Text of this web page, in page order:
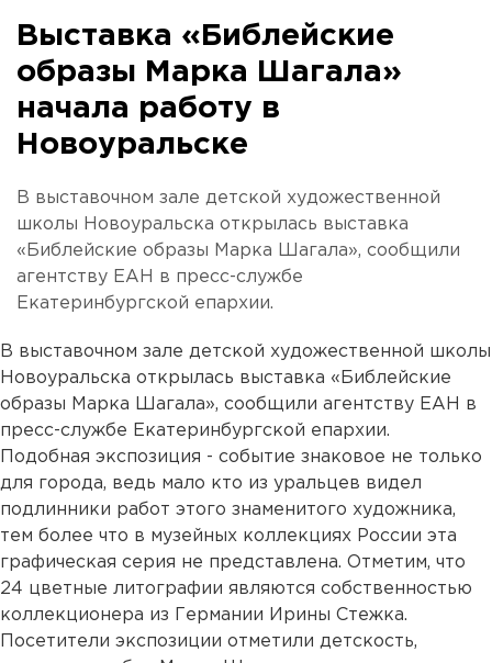
Выставка «Библейские
образы Марка Шагала»
начала работу в
Новоуральске
В выставочном зале детской художественной
школы Новоуральска открылась выставка
«Библейские образы Марка Шагала», сообщили
агентству ЕАН в пресс-службе
Екатеринбургской епархии.
В выставочном зале детской художественной школы
Новоуральска открылась выставка «Библейские
образы Марка Шагала», сообщили агентству ЕАН в
пресс-службе Екатеринбургской епархии.
Подобная экспозиция - событие знаковое не только
для города, ведь мало кто из уральцев видел
подлинники работ этого знаменитого художника,
тем более что в музейных коллекциях России эта
графическая серия не представлена. Отметим, что
24 цветные литографии являются собственностью
коллекционера из Германии Ирины Стежка.
Посетители экспозиции отметили детскость,